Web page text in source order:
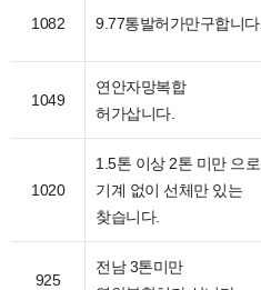
1082 9.77통발허가만구합니다.
1049
연안자망복합
허가삽니다.
1020
1.5톤 이상 2톤 미만 으로
기계 없이 선체만 있는
찾습니다.
925
전남 3톤미만